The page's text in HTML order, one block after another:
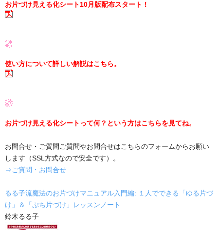
お片づけ見える化シート10月版配布スタート！
使い方について詳しい解説はこちら。
お片づけ見える化シートって何？という方はこちらを見てね。
お問合せ・ご質問ご質問やお問合せはこちらのフォームからお願い
します（SSL方式なので安全です）。
⇒ご質問・お問合せ
るる子流魔法のお片づけマニュアル入門編: １人でできる「ゆる片づ
け」＆「ぷち片づけ」レッスンノート
鈴木るる子